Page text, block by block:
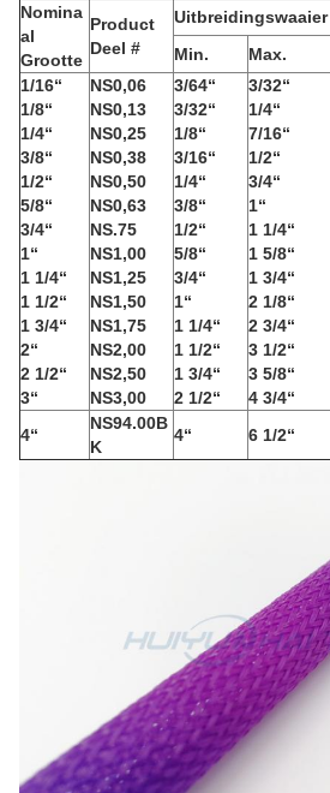
Nomina
al
Grootte
Product
Deel #
Uitbreidingswaaier
Min.
Max.
1/16“
1/8“
1/4“
3/8“
1/2“
5/8“
3/4“
1“
1 1/4“
1 1/2“
1 3/4“
2“
2 1/2“
3“
NS0,06
NS0,13
NS0,25
NS0,38
NS0,50
NS0,63
NS.75
NS1,00
NS1,25
NS1,50
NS1,75
NS2,00
NS2,50
NS3,00
3/64“
3/32“
1/8“
3/16“
1/4“
3/8“
1/2“
5/8“
3/4“
1“
1 1/4“
1 1/2“
1 3/4“
2 1/2“
3/32“
1/4“
7/16“
1/2“
3/4“
1“
1 1/4“
1 5/8“
1 3/4“
2 1/8“
2 3/4“
3 1/2“
3 5/8“
4 3/4“
4“
NS94.00B
K
4“ 6 1/2“